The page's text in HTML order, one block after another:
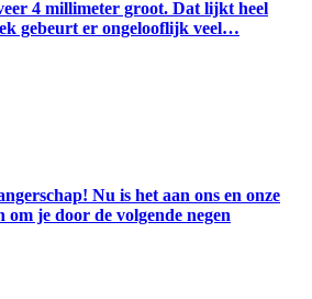
4 millimeter groot. Dat lijkt heel
gebeurt er ongelooflijk veel…
Nu is het aan ons en onze
je door de volgende negen